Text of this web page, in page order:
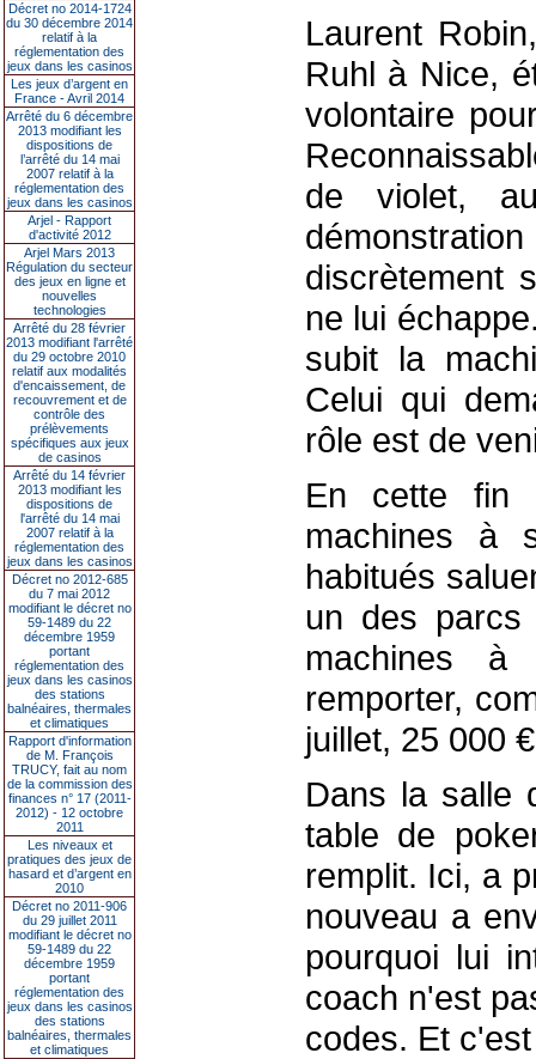
Décret no 2014-1724
du 30 décembre 2014
relatif à la
réglementation des
jeux dans les casinos
Les jeux d’argent en
France - Avril 2014
Arrêté du 6 décembre
2013 modifiant les
dispositions de
l’arrêté du 14 mai
2007 relatif à la
réglementation des
jeux dans les casinos
Arjel - Rapport
d'activité 2012
Arjel Mars 2013
Régulation du secteur
des jeux en ligne et
nouvelles
technologies
Arrêté du 28 février
2013 modifiant l'arrêté
du 29 octobre 2010
relatif aux modalités
d'encaissement, de
recouvrement et de
contrôle des
prélèvements
spécifiques aux jeux
de casinos
Arrêté du 14 février
2013 modifiant les
dispositions de
l'arrêté du 14 mai
2007 relatif à la
réglementation des
jeux dans les casinos
Décret no 2012-685
du 7 mai 2012
modifiant le décret no
59-1489 du 22
décembre 1959
portant
réglementation des
jeux dans les casinos
des stations
balnéaires, thermales
et climatiques
Rapport d'information
de M. François
TRUCY, fait au nom
de la commission des
finances n° 17 (2011-
2012) - 12 octobre
2011
Les niveaux et
pratiques des jeux de
hasard et d’argent en
2010
Décret no 2011-906
du 29 juillet 2011
modifiant le décret no
59-1489 du 22
décembre 1959
portant
réglementation des
jeux dans les casinos
des stations
balnéaires, thermales
et climatiques
Laurent
Ruhl à Nice,
volontaire
de violet,
discrètement
ne lui
subit la
Celui qui
rôle est de
En cette fin
machines à
habitués
un des
machines
remporter,
juillet, 25 000
Dans la salle
table de
remplit. Ici, a
nouveau a
pourquoi lui
coach n'est
codes. Et